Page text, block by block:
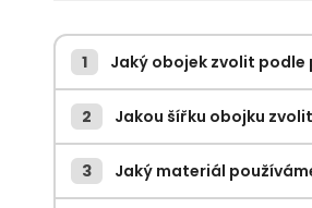
1 Jaký obojek zvolit podle
2 Jakou šířku obojku
3 Jaký materiál